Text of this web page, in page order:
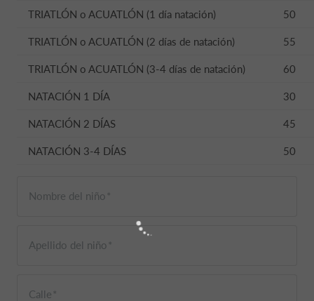
TRIATLÓN o ACUATLÓN (1 día natación) 50
TRIATLÓN o ACUATLÓN (2 días de natación) 55
TRIATLÓN o ACUATLÓN (3-4 días de natación) 60
NATACIÓN 1 DÍA 30
NATACIÓN 2 DÍAS 45
NATACIÓN 3-4 DÍAS 50
Nombre del niño
Apellido del niño
Calle